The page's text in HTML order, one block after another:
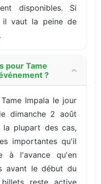
disponibles. Si
il vaut la peine de
pour Tame
?
Impala le jour
dimanche 2 août
la plupart des cas,
importantes qu'il
à l'avance qu'en
avant le début du